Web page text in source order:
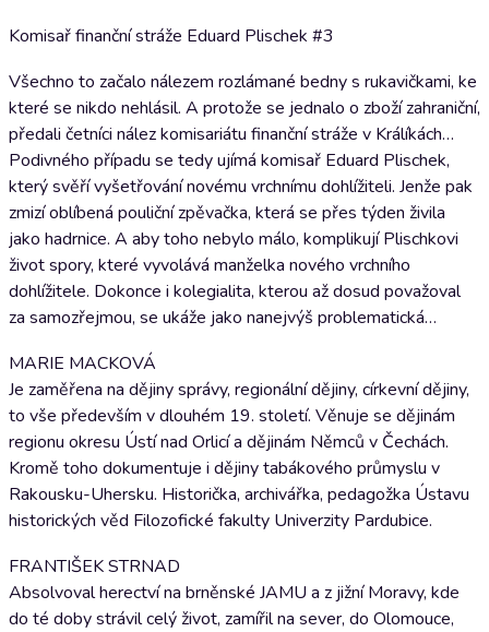
Komisař finanční stráže Eduard Plischek #3
Všechno to začalo nálezem rozlámané bedny s rukavičkami, ke
které se nikdo nehlásil. A protože se jednalo o zboží zahraniční,
předali četníci nález komisariátu finanční stráže v Králíkách…
Podivného případu se tedy ujímá komisař Eduard Plischek,
který svěří vyšetřování novému vrchnímu dohlížiteli. Jenže pak
zmizí oblíbená pouliční zpěvačka, která se přes týden živila
jako hadrnice. A aby toho nebylo málo, komplikují Plischkovi
život spory, které vyvolává manželka nového vrchního
dohlížitele. Dokonce i kolegialita, kterou až dosud považoval
za samozřejmou, se ukáže jako nanejvýš problematická…
MARIE MACKOVÁ
Je zaměřena na dějiny správy, regionální dějiny, církevní dějiny,
to vše především v dlouhém 19. století. Věnuje se dějinám
regionu okresu Ústí nad Orlicí a dějinám Němců v Čechách.
Kromě toho dokumentuje i dějiny tabákového průmyslu v
Rakousku-Uhersku. Historička, archivářka, pedagožka Ústavu
historických věd Filozofické fakulty Univerzity Pardubice.
FRANTIŠEK STRNAD
Absolvoval herectví na brněnské JAMU a z jižní Moravy, kde
do té doby strávil celý život, zamířil na sever, do Olomouce,